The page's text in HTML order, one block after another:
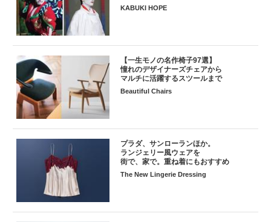
KABUKI HOPE
【一生モノの名作椅子97選】
憧れのデザイナーズチェアから
マルチに活躍するスツールまで
Beautiful Chairs
プラダ、サンローランほか。
ランジェリー風ウェアを
街で、家で。重ね着にもおすすめ
The New Lingerie Dressing